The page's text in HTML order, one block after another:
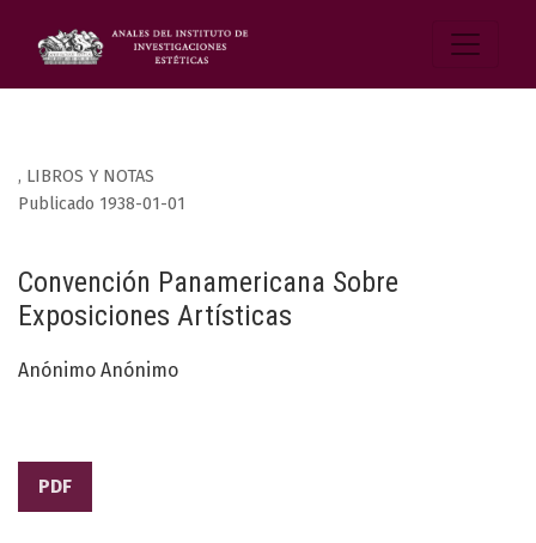
, LIBROS Y NOTAS
Convención Panamericana Sobre
Exposiciones Artísticas
Publicado 1938-01-01
Anónimo Anónimo
PDF